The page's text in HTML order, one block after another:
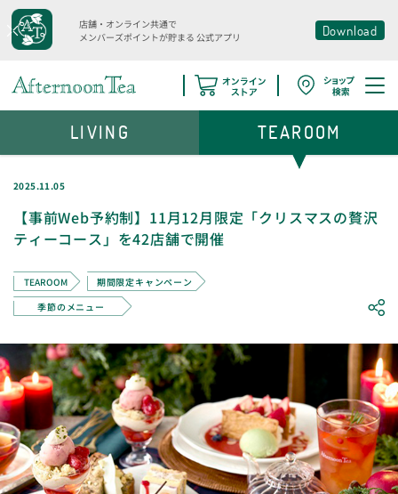
店舗・オンライン共通で
メンバーズポイントが貯まる 公式アプリ Download
2025.11.05
【事前Web予約制】11月12月限定「クリスマスの贅沢
ティーコース」を42店舗で開催
TEAROOM
期間限定キャンペーン
季節のメニュー
LIVING TEAROOM